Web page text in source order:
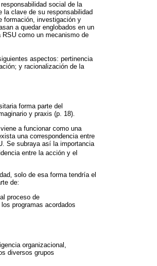
social de la
la clave de su responsabilidad
formación, investigación y
a quedar englobados en un
como un mecanismo de
aspectos: pertinencia
y racionalización de la
forma parte del
y praxis (p. 18).
a funcionar como una
una correspondencia entre
Se subraya así la importancia
entre la acción y el
solo de esa forma tendría el
de:
proceso de
programas acordados
organizacional,
diversos grupos